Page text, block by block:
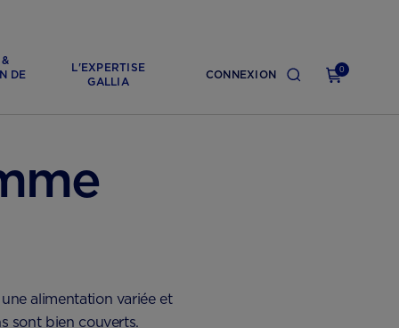
CONNEXION 0
DE
L'EXPERTISE
GALLIA
alimentation variée et
sont bien couverts.